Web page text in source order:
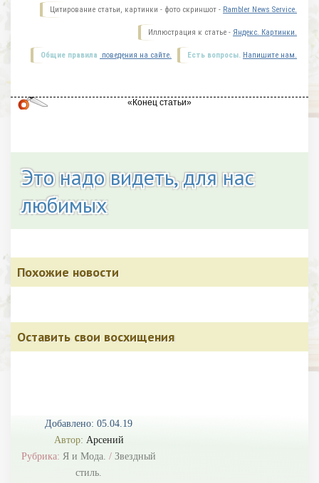
Добавлено: 05.04.19
Автор: Арсений
Рубрика: Я и Мода. / Звездный
стиль.
Цитирование статьи, картинки - фото скриншот - Rambler News Service.
Иллюстрация к статье - Яндекс. Картинки.
Есть вопросы. Напишите нам.
Общие правила поведения на сайте.
Это надо видеть, для нас
любимых
Похожие новости
Оставить свои восхищения